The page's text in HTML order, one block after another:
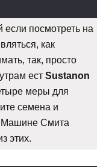
если посмотреть на
как
так, просто
ест Sustanon
меры для
семена и
Машине Смита
этих.